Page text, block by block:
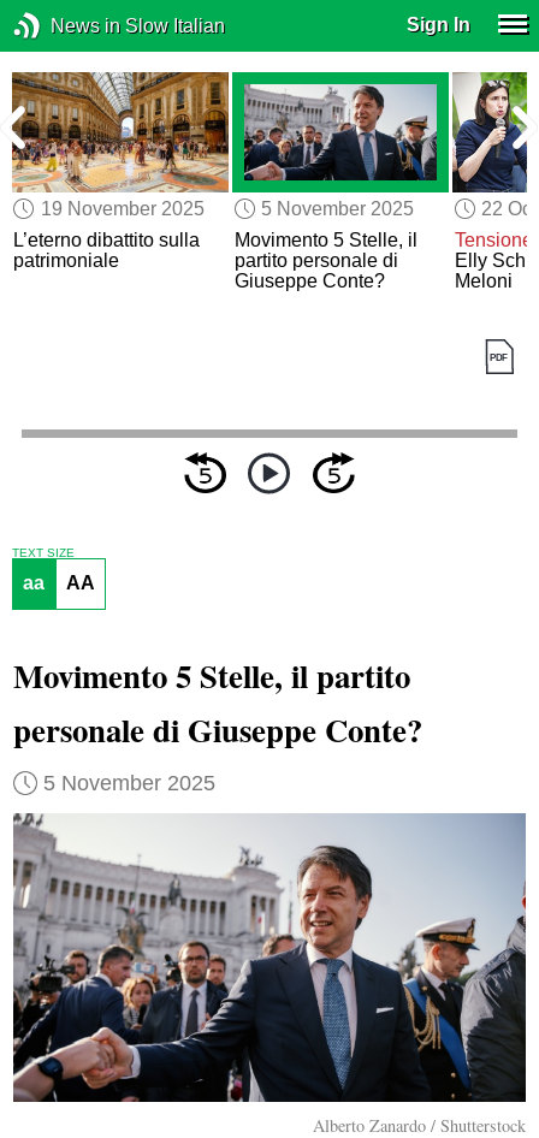
News in Slow Italian Sign In
19 November 2025
L’eterno dibattito sulla
patrimoniale
5 November 2025
Movimento 5 Stelle, il
partito personale di
Giuseppe Conte?
22
Tensione
Elly
Meloni
TEXT SIZE
aa AA
Movimento 5 Stelle, il partito
personale di Giuseppe Conte?
5 November 2025
Alberto Zanardo / Shutterstock